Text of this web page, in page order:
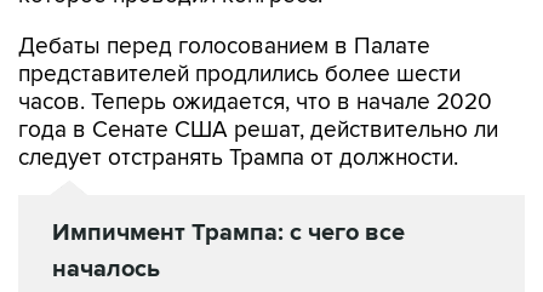
Дебаты перед голосованием в Палате
представителей продлились более шести
часов. Теперь ожидается, что в начале 2020
года в Сенате США решат, действительно ли
следует отстранять Трампа от должности.
Импичмент Трампа: с чего все
началось